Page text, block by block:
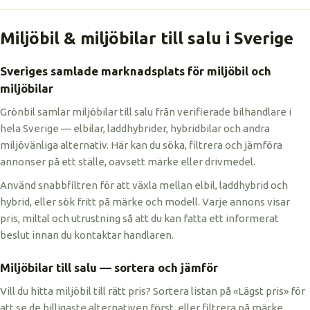
Miljöbil & miljöbilar till salu i Sverige
Sveriges samlade marknadsplats för miljöbil och
miljöbilar
Grönbil samlar miljöbilar till salu från verifierade bilhandlare i
hela Sverige — elbilar, laddhybrider, hybridbilar och andra
miljövänliga alternativ. Här kan du söka, filtrera och jämföra
annonser på ett ställe, oavsett märke eller drivmedel.
Använd snabbfiltren för att växla mellan elbil, laddhybrid och
hybrid, eller sök fritt på märke och modell. Varje annons visar
pris, miltal och utrustning så att du kan fatta ett informerat
beslut innan du kontaktar handlaren.
Miljöbilar till salu — sortera och jämför
Vill du hitta miljöbil till rätt pris? Sortera listan på «Lägst pris» för
att se de billigaste alternativen först, eller filtrera på märke,